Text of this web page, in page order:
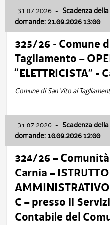
31.07.2026 - Scadenza
domande: 21.09.2026 13:00
325/26 - Comune
Tagliamento –
“ELETTRICISTA” -
Comune di San Vito al
31.07.2026 - Scadenza
domande: 10.09.2026 12:00
324/26 –
Carnia –
C – presso il
Contabile del